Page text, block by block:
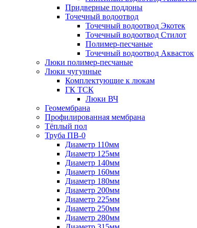
Придверные поддоны
Точечный водоотвод
Точечный водоотвод Экотек
Точечный водоотвод Стилот
Полимер-песчаные
Точечный водоотвод Аквасток
Люки полимер-песчаные
Люки чугунные
Комплектующие к люкам
ГК ТСК
Люки ВЧ
Геомембрана
Профилированная мембрана
Тёплый пол
Труба ПВ-0
Диаметр 110мм
Диаметр 125мм
Диаметр 140мм
Диаметр 160мм
Диаметр 180мм
Диаметр 200мм
Диаметр 225мм
Диаметр 250мм
Диаметр 280мм